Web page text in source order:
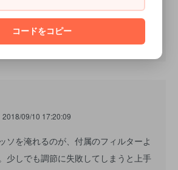
レマがきめ細かく濃厚になりました。
えるのでエスプレッソを淹れる楽しみ
2018/09/10 17:20:09
ソを淹れるのが、付属のフィルターよ
少しでも調節に失敗してしまうと上手
コードをコピー